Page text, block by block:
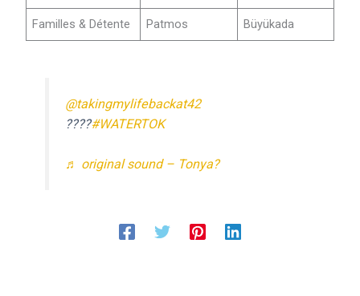
Familles & Détente Patmos Büyükada
@takingmylifebackat42
????#WATERTOK
♬ original sound – Tonya?